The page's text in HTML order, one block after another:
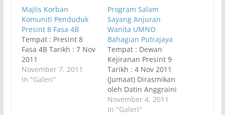
Majlis Korban
Komuniti Penduduk
Presint 8 Fasa 4B
Tempat : Presint 8
Fasa 4B Tarikh : 7 Nov
2011
November 7, 2011
In "Galeri"
Program Salam
Sayang Anjuran
Wanita UMNO
Bahagian Putrajaya
Tempat : Dewan
Kejiranan Presint 9
Tarikh : 4 Nov 2011
(Jumaat) Dirasmikan
oleh Datin Anggraini
Sentiyaki
November 4, 2011
In "Galeri"